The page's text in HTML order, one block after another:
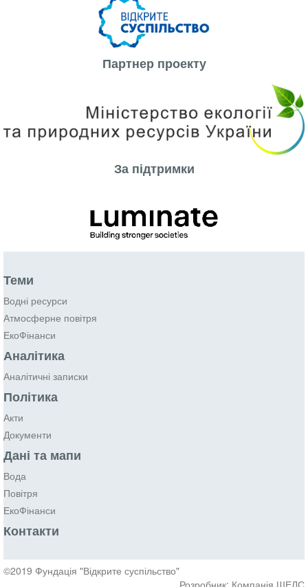
Партнер проекту
За підтримки
Теми
Водні ресурси
Атмосферне повітря
ЕкоФінанси
Аналітика
Аналітичні записки
Політика
Акти
Документи
Дані та мапи
Вода
Повітря
ЕкоФінанси
Контакти
©2019 Фундація "Відкрите суспільство"